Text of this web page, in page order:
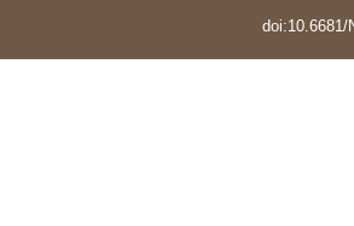
doi:10.6681/